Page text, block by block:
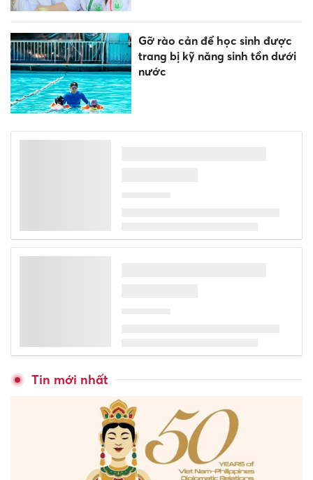
Gỡ rào cản để học sinh được
trang bị kỹ năng sinh tồn dưới
nước
Đề xuất trợ cấp một lần cho
Trở lại bục giảng sau nhiều
năm làm quản lý